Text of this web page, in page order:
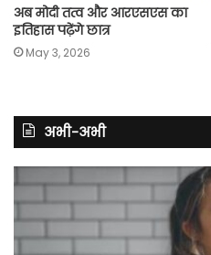
अब मोदी तत्व और आरएसएस का
इतिहास पढ़ेंगे छात्र
May 3, 2026
अभी-अभी